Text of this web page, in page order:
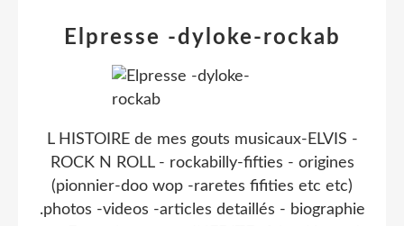
Elpresse -dyloke-rockab
L HISTOIRE de mes gouts musicaux-ELVIS -
ROCK N ROLL - rockabilly-fifties - origines
(pionnier-doo wop -raretes fifities etc etc)
.photos -videos -articles detaillés - biographie